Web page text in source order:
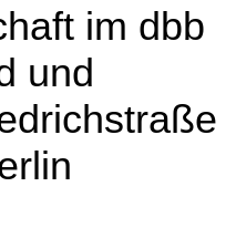
im dbb
und